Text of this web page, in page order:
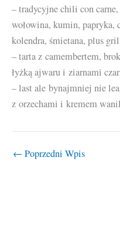
– tradycyjne chili con
wołowina, kumin, papryka,
kolendra, śmietana, plus
– tarta z camembertem,
łyżką ajwaru i ziarnami
– last ale bynajmniej nie
z orzechami i kremem
← Poprzedni Wpis